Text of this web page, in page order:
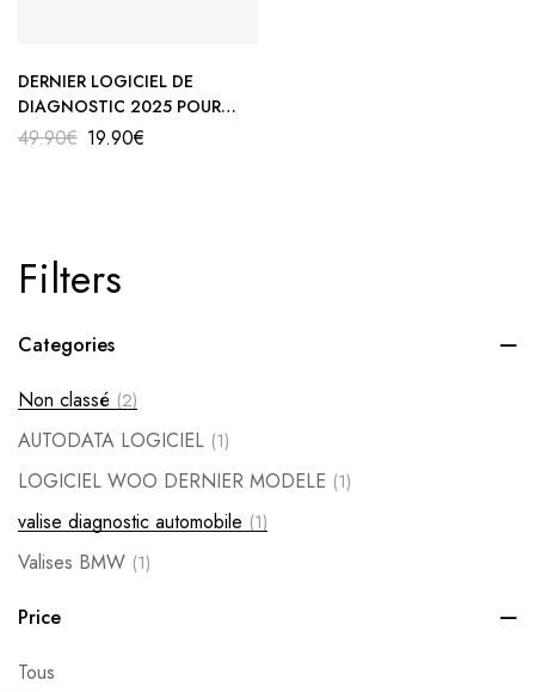
Filters
Categories
Non classé (2)
AUTODATA LOGICIEL (1)
LOGICIEL WOO DERNIER MODELE (1)
valise diagnostic automobile (1)
Valises BMW (1)
Price
Tous
DERNIER LOGICIEL DE
DIAGNOSTIC 2025 POUR
MISE A JOUR DELPHI DS 150 E
49.90€ 19.90€